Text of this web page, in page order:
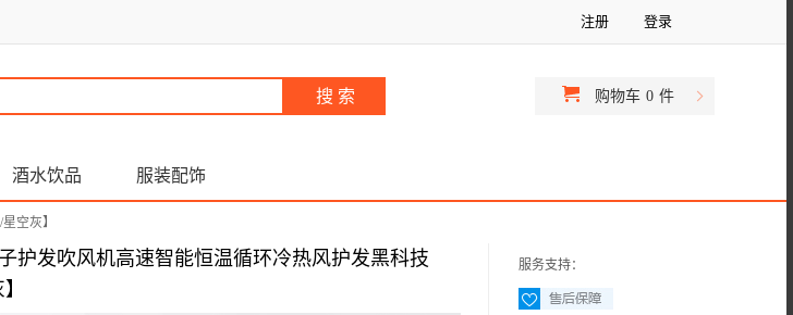
注册 登录
购物车 0 件
酒水饮品 服装配饰
空灰】
护发吹风机高速智能恒温循环冷热风护发黑科技
服务支持：